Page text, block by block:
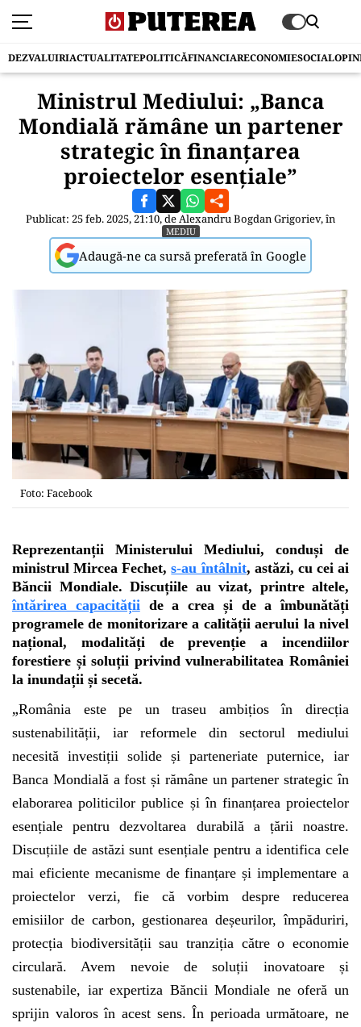
DEZVALUIRIACTUALITATEPOLITICĂFINANCIARECONOMIESOCIAL
Ministrul Mediului: „Banca
Mondială rămâne un partener
strategic în finanțarea
proiectelor esențiale”
Publicat: 25 feb. 2025, 21:10, deAlexandru Bogdan Grigoriev, în
MEDIU
Adaugă-ne ca sursă preferată în Google
Foto: Facebook
Reprezentanții Ministerului Mediului, conduși de
ministrul Mircea Fechet,s-au întâlnit, astăzi, cu cei ai
Băncii Mondiale. Discuțiile au vizat, printre altele,
întărirea capacității de a crea și de a îmbunătăți
programele de monitorizare a calității aerului la nivel
național, modalități de prevenție a incendiilor
forestiere și soluții privind vulnerabilitatea României
la inundații și secetă.
„România este pe un traseu ambițios în direcția
sustenabilității, iar reformele din sectorul mediului
necesită investiții solide și parteneriate puternice, iar
Banca Mondială a fost și rămâne un partener strategic în
elaborarea politicilor publice și în finanțarea proiectelor
esențiale pentru dezvoltarea durabilă a țării noastre.
Discuțiile de astăzi sunt esențiale pentru a identifica cele
mai eficiente mecanisme de finanțare și implementare a
proiectelor verzi, fie că vorbim despre reducerea
emisiilor de carbon, gestionarea deșeurilor, împăduriri,
protecția biodiversității sau tranziția către o economie
circulară. Avem nevoie de soluții inovatoare și
sustenabile, iar expertiza Băncii Mondiale ne oferă un
sprijin valoros în acest sens. În perioada următoare, ne